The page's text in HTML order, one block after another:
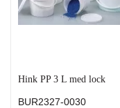
Hink PP 3 L med lock
BUR2327-0030